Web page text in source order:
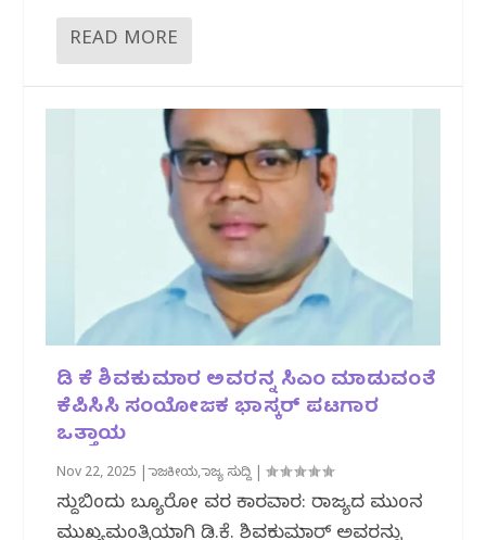
READ MORE
ಡಿ ಕೆ ಶಿವಕುಮಾರ ಅವರನ್ನ ಸಿಎಂ ಮಾಡುವಂತೆ
ಕೆಪಿಸಿಸಿ ಸಂಯೋಜಕ ಭಾಸ್ಕರ್ ಪಟಗಾರ
ಒತ್ತಾಯ
Nov 22, 2025 |ರಾಜಕೀಯ,ರಾಜ್ಯ ಸುದ್ದಿ|
ಸುದ್ದಿಬಿಂದು ಬ್ಯೂರೋ ವರದಿ ಕಾರವಾರ: ರಾಜ್ಯದ ಮುಂದಿನ